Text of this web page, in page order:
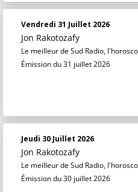
Vendredi 31 Juillet 2026
Jon Rakotozafy
Le meilleur de Sud Radio,
Émission du 31 juillet 2026
Jeudi 30 Juillet 2026
Jon Rakotozafy
Le meilleur de Sud Radio,
Émission du 30 juillet 2026